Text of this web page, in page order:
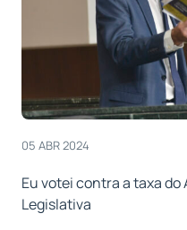
05 ABR 2024
Eu votei contra a taxa do
Legislativa